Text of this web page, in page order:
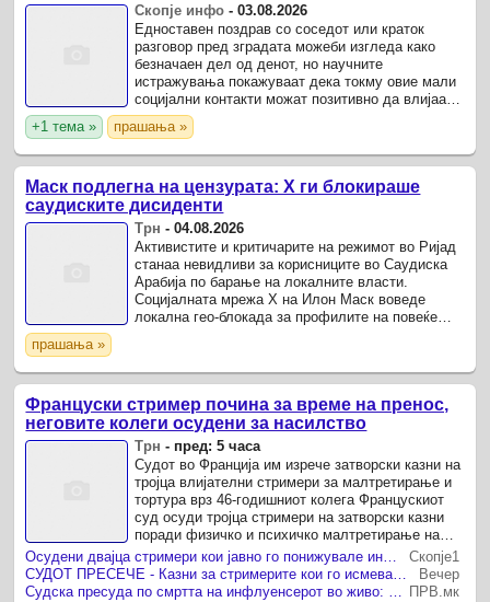
Скопје инфо -03.08.2026
Едноставен поздрав со соседот или краток
разговор пред зградата можеби изгледа како
безначаен дел од денот, но научните
истражувања покажуваат дека токму овие мали
социјални контакти можат позитивно да влијаат
врз нашето ментално здравје и расположение.
+1 тема » прашања »
Маск подлегна на цензурата: Х ги блокираше
саудиските дисиденти
Трн -04.08.2026
Активистите и критичарите на режимот во Ријад
станаа невидливи за корисниците во Саудиска
Арабија по барање на локалните власти.
Социјалната мрежа Х на Илон Маск воведе
локална гео-блокада за профилите на повеќе
прашања »
Француски стример почина за време на пренос,
неговите колеги осудени за насилство
Трн - пред: 5 часа
Судот во Франција им изрече затворски казни на
тројца влијателни стримери за малтретирање и
тортура врз 46-годишниот колега Францускиот
суд осуди тројца стримери на затворски казни
поради физичко и психичко малтретирање на
нивниот 46-годишен колега Жан-Пјер Адам, кој
минатата ...
Осудени двајца стримери кои јавно го понижувале инфлуенсерот што почина за време на лајв
Скопје1
СУДОТ ПРЕСЕЧЕ - Казни за стримерите кои го исмеваа инфлуенсерот пред да почине
Вечер
Судска пресуда по смртта на инфлуенсерот во живо: Двајца стримери казнети поради шокантното однесување пред камера! ПРВ.мк